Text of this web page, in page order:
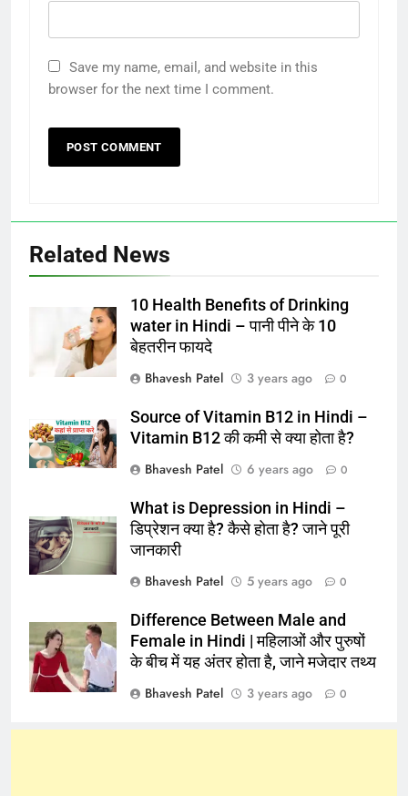
Save my name, email, and website in this
browser for the next time I comment.
Related News
10 Health Benefits of Drinking
water in Hindi – पानी पीने के 10
बेहतरीन फायदे
Bhavesh Patel
3 years ago 0
Source of Vitamin B12 in Hindi –
Vitamin B12 की कमी से क्या होता है?
Bhavesh Patel
6 years ago 0
What is Depression in Hindi –
डिप्रेशन क्या है? कैसे होता है? जाने पूरी
जानकारी
Bhavesh Patel
5 years ago 0
Difference Between Male and
Female in Hindi | महिलाओं और पुरुषों
के बीच में यह अंतर होता है, जाने मजेदार तथ्य
Bhavesh Patel
3 years ago 0